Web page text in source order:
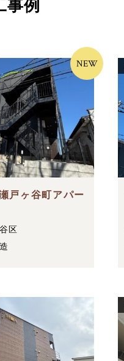
例
戸ヶ谷町アパー
区
NEW